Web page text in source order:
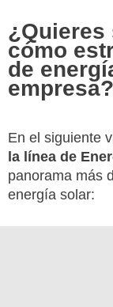
¿Quieres
cómo
de
empresa?
En el siguiente
la línea de
panorama más
energía solar: